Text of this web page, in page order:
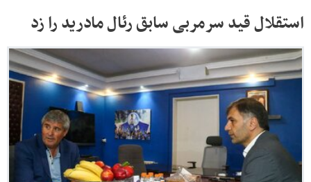
استقلال قید سرمربی سابق رئال مادرید را زد